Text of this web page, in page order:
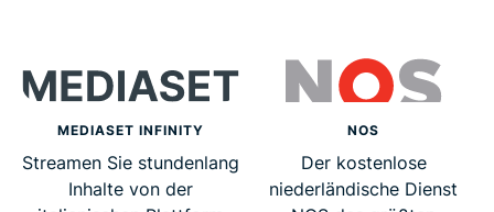
MEDIASET INFINITY
Streamen Sie stundenlang
Inhalte von der
NOS
Der kostenlose
niederländische Dienst